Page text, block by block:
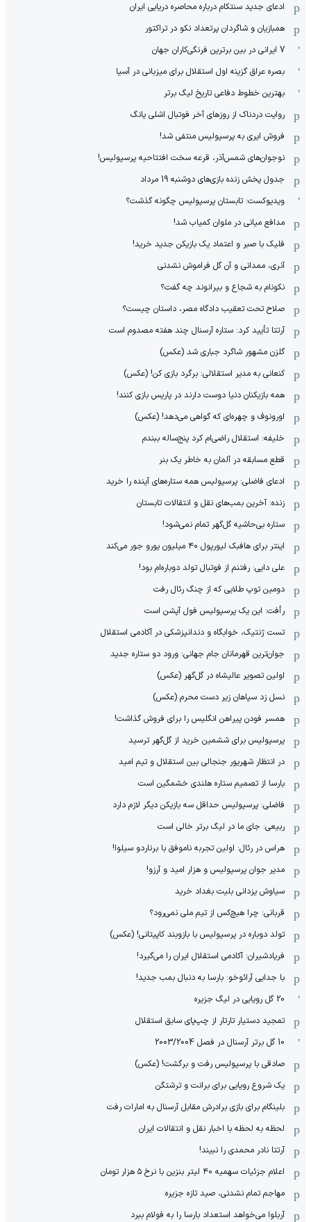
ادعای جدید سنتکام درباره محاصره دریایی ایران
همبازیان و شاگردان پرتعداد نکو در تراکتور
7 ایرانی در بین برترین فرنگی‌کاران جهان
بصره عراق گزینه اول استقلال برای میزبانی در آسیا
بهترین خطوط دفاعی تاریخ لیگ برتر
روایت دردناک از روزهای آخر فوتبال اشلی یانگ
فروش ایری به پرسپولیس منتفی شد!
نوجوان‌های شمس‌آذر، قرعه سخت افتتاحیه پرسپولیس!
جدول پخش زنده بازی‌های دوشنبه 19 مرداد
ویدیوکست: تابستان پرسپولیس چگونه گذشت؟
مدافع میانی در ملوان کمیاب شد!
فلیک با صبر و اعتماد یک بازیکن جدید خرید!
آنری، ممدانی و آن گل فراموش نشدنی
نکونام به شجاع و بیرانوند چه گفت؟
صلاح تحت تعقیب دادگاه مصر، داستان چیست؟
آرتتا تأیید کرد: ستاره آرسنال چند هفته مصدوم است
گلزن مشهور شاگرد جباری شد (عکس)
کنعانی به مدیر استقلالی: برگرد بازی کن! (عکس)
همه بازیکنان دنیا دوست دارند در پاریس بازی کنند!
اورونوف و چهره‌ای که گواهی می‌دهد! (عکس)
خلیفه: استقلال راضی‌ام کرد پنج‌ساله ببندم
قطع مسابقه در آلمان به خاطر یک بنر
ادعای فاضلی: پرسپولیس همه ستاره‌های آینده را خرید
زنده: آخرین بمب‌های نقل و انتقالات تابستان
ستاره بی‌حاشیه گل‌گهر تمام نمی‌شود!
اینتر برای هافبک لیورپول ۴۰ میلیون یورو جور می‌کند
علی دایی: رفتنم از فوتبال تولد دوباره‌ام بود!
دومین توپ طلایی که از چنگ رئال رفت
رأفت: این یک پرسپولیس فول آپشن است
تست ژنتیک، خوابگاه و دندانپزشکی در آکادمی استقلال
جوان‌ترین قهرمانان جام جهانی: ورود دو ستاره جدید
اولین تصویر عالیشاه در گل‌گهر (عکس)
نسل زد سپاهان زیر دست محرم (عکس)
همسر فودن پیراهن انگلیس را برای فروش گذاشت!
پرسپولیس برای ششمین خرید از گل‌گهر ترسید
در انتظار شهریور جنجالی بین استقلال و تیم امید
بارسا از تصمیم ستاره هلندی خشمگین است
فاضلی: پرسپولیس حداقل سه بازیکن دیگر لازم دارد
ربیعی: جای ما در لیگ برتر خالی است
هراس در رئال: اولین تجربه ناموفق با برناردو سیلوا!
مدیر جوان پرسپولیس و هزار امید و آرزو!
سیاوش یزدانی بلیت بغداد خرید
قربانی: چرا هیچ‌کس از تیم ملی نمی‌رود؟
تولد دوباره در پرسپولیس با بازوبند کاپیتانی! (عکس)
فریادشیران: آکادمی استقلال ایران را می‌گیرد!
با جدایی آرائوخو: بارسا به دنبال بمب جدید!
20 گل رویایی در لیگ جزیره
تمجید دستیار تارتار از چپ‌پای سابق استقلال
10 گل برتر آرسنال در فصل 2003/2004
صادقی با پرسپولیس رفت و برگشت! (عکس)
یک شروع رویایی برای برانت و ترشتگن
بلینگام برای بازی برادرش مقابل آرسنال به امارات رفت
لحظه به لحظه با اخبار نقل و انتقالات ایران
آرتتا نادر محمدی را نبیند!
اعلام جزئیات سهمیه ۴۰ لیتر بنزین با نرخ ۵ هزار تومان
مهاجم تمام نشدنی، صید تازه جزیره
آربلوا می‌خواهد استعداد بارسا را به فولام ببرد